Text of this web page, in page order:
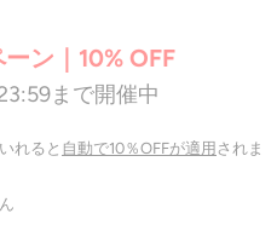
ン｜10% OFF
まで開催中
れると 自動で10％OFFが適用 されま